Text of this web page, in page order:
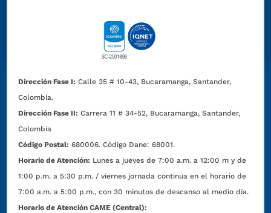
Dirección Fase I: Calle 35 # 10-43, Bucaramanga, Santander,
Colombia.
Dirección Fase II: Carrera 11 # 34-52, Bucaramanga, Santander,
Colombia
Código Postal: 680006. Código Dane: 68001.
Horario de Atención: Lunes a jueves de 7:00 a.m. a 12:00 m y de
1:00 p.m. a 5:30 p.m. / viernes jornada continua en el horario de
7:00 a.m. a 5:00 p.m., con 30 minutos de descanso al medio día.
Horario de Atención CAME (Central):